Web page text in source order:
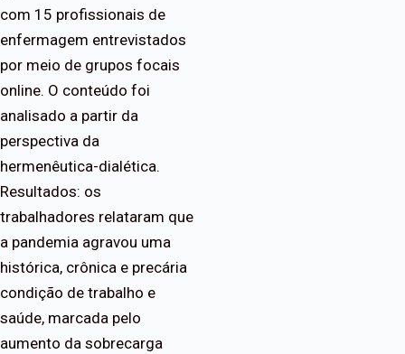
com 15 profissionais de
enfermagem entrevistados
por meio de grupos focais
online. O conteúdo foi
analisado a partir da
perspectiva da
hermenêutica-dialética.
Resultados: os
trabalhadores relataram que
a pandemia agravou uma
histórica, crônica e precária
condição de trabalho e
saúde, marcada pelo
aumento da sobrecarga